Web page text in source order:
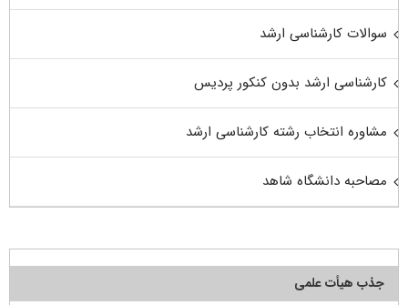
سوالات کارشناسی ارشد
کارشناسی ارشد بدون کنکور پردیس
مشاوره انتخاب رشته کارشناسی ارشد
مصاحبه دانشگاه شاهد
جذب هیأت علمی